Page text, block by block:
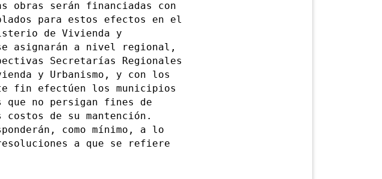
serán financiadas con
para estos efectos en el
de Vivienda y
asignarán a nivel regional,
Secretarías Regionales
y Urbanismo, y con los
fin efectúen los municipios
no persigan fines de
de su mantención.
como mínimo, a lo
a que se refiere